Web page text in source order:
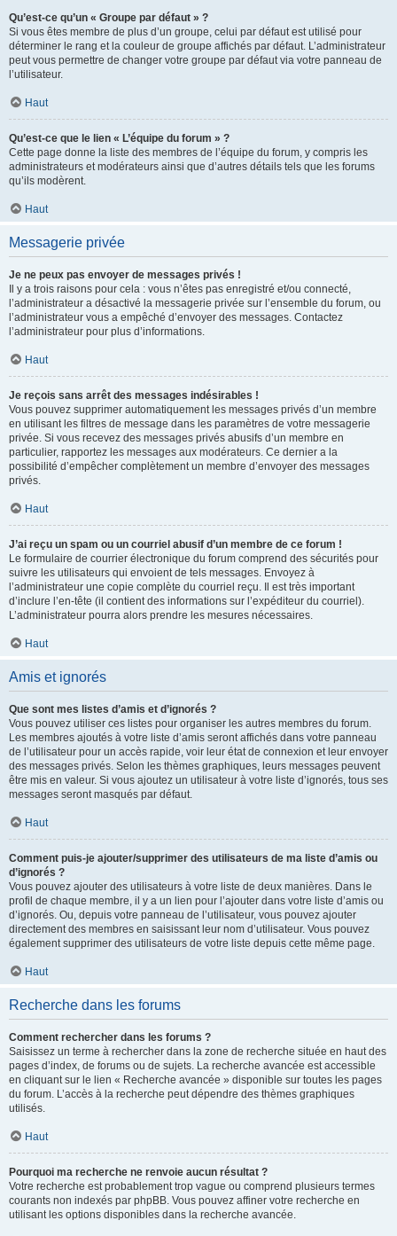
Qu’est-ce qu’un « Groupe par défaut » ?
Si vous êtes membre de plus d’un groupe, celui par défaut est utilisé pour
déterminer le rang et la couleur de groupe affichés par défaut. L’administrateur
peut vous permettre de changer votre groupe par défaut via votre panneau de
l’utilisateur.
Haut
Qu’est-ce que le lien « L’équipe du forum » ?
Cette page donne la liste des membres de l’équipe du forum, y compris les
administrateurs et modérateurs ainsi que d’autres détails tels que les forums
qu’ils modèrent.
Haut
Messagerie privée
Je ne peux pas envoyer de messages privés !
Il y a trois raisons pour cela : vous n’êtes pas enregistré et/ou connecté,
l’administrateur a désactivé la messagerie privée sur l’ensemble du forum, ou
l’administrateur vous a empêché d’envoyer des messages. Contactez
l’administrateur pour plus d’informations.
Haut
Je reçois sans arrêt des messages indésirables !
Vous pouvez supprimer automatiquement les messages privés d’un membre
en utilisant les filtres de message dans les paramètres de votre messagerie
privée. Si vous recevez des messages privés abusifs d’un membre en
particulier, rapportez les messages aux modérateurs. Ce dernier a la
possibilité d’empêcher complètement un membre d’envoyer des messages
privés.
Haut
J’ai reçu un spam ou un courriel abusif d’un membre de ce forum !
Le formulaire de courrier électronique du forum comprend des sécurités pour
suivre les utilisateurs qui envoient de tels messages. Envoyez à
l’administrateur une copie complète du courriel reçu. Il est très important
d’inclure l’en-tête (il contient des informations sur l’expéditeur du courriel).
L’administrateur pourra alors prendre les mesures nécessaires.
Haut
Amis et ignorés
Que sont mes listes d’amis et d’ignorés ?
Vous pouvez utiliser ces listes pour organiser les autres membres du forum.
Les membres ajoutés à votre liste d’amis seront affichés dans votre panneau
de l’utilisateur pour un accès rapide, voir leur état de connexion et leur envoyer
des messages privés. Selon les thèmes graphiques, leurs messages peuvent
être mis en valeur. Si vous ajoutez un utilisateur à votre liste d’ignorés, tous ses
messages seront masqués par défaut.
Haut
Comment puis-je ajouter/supprimer des utilisateurs de ma liste d’amis ou
d’ignorés ?
Vous pouvez ajouter des utilisateurs à votre liste de deux manières. Dans le
profil de chaque membre, il y a un lien pour l’ajouter dans votre liste d’amis ou
d’ignorés. Ou, depuis votre panneau de l’utilisateur, vous pouvez ajouter
directement des membres en saisissant leur nom d’utilisateur. Vous pouvez
également supprimer des utilisateurs de votre liste depuis cette même page.
Haut
Recherche dans les forums
Comment rechercher dans les forums ?
Saisissez un terme à rechercher dans la zone de recherche située en haut des
pages d’index, de forums ou de sujets. La recherche avancée est accessible
en cliquant sur le lien « Recherche avancée » disponible sur toutes les pages
du forum. L’accès à la recherche peut dépendre des thèmes graphiques
utilisés.
Haut
Pourquoi ma recherche ne renvoie aucun résultat ?
Votre recherche est probablement trop vague ou comprend plusieurs termes
courants non indexés par phpBB. Vous pouvez affiner votre recherche en
utilisant les options disponibles dans la recherche avancée.